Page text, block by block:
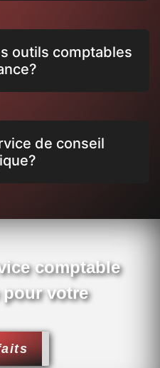
outils comptables
de conseil
comptable
votre